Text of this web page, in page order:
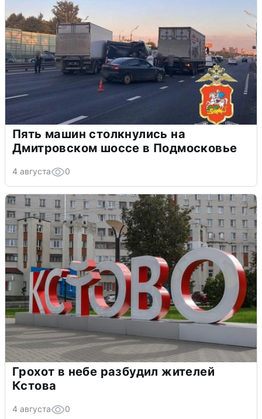
Пять машин столкнулись на
Дмитровском шоссе в Подмосковье
4 августа 0
Грохот в небе разбудил жителей
Кстова
4 августа 0